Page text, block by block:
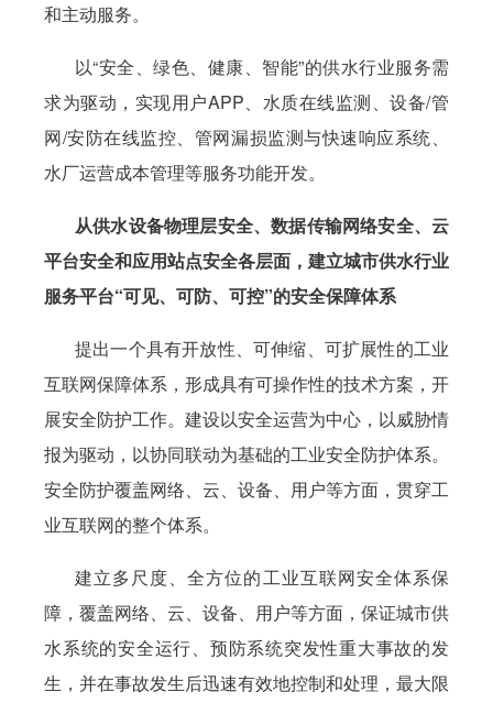
和主动服务。
以“安全、绿色、健康、智能”的供水行业服务需
求为驱动，实现用户APP、水质在线监测、设备/管
网/安防在线监控、管网漏损监测与快速响应系统、
水厂运营成本管理等服务功能开发。
从供水设备物理层安全、数据传输网络安全、云
平台安全和应用站点安全各层面，建立城市供水行业
服务平台“可见、可防、可控”的安全保障体系
提出一个具有开放性、可伸缩、可扩展性的工业
互联网保障体系，形成具有可操作性的技术方案，开
展安全防护工作。建设以安全运营为中心，以威胁情
报为驱动，以协同联动为基础的工业安全防护体系。
安全防护覆盖网络、云、设备、用户等方面，贯穿工
业互联网的整个体系。
建立多尺度、全方位的工业互联网安全体系保
障，覆盖网络、云、设备、用户等方面，保证城市供
水系统的安全运行、预防系统突发性重大事故的发
生，并在事故发生后迅速有效地控制和处理，最大限